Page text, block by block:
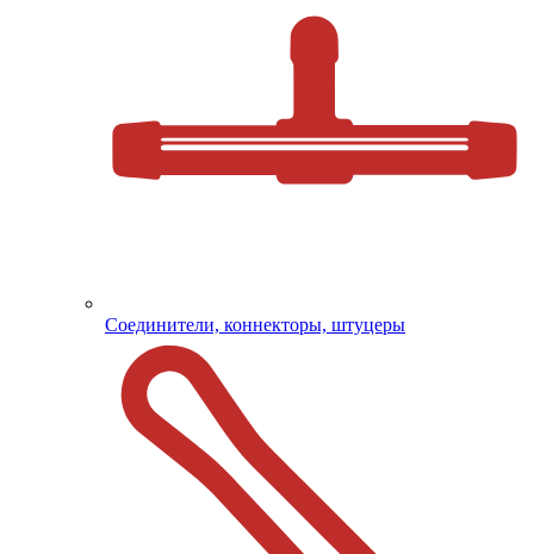
Соединители, коннекторы, штуцеры